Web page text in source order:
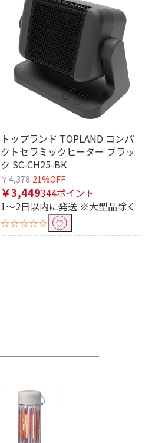
トップランド TOPLAND コンパ
クトセラミックヒーター ブラッ
ク SC-CH25-BK
￥4,378 21%OFF
￥3,449344ポイント
1～2日以内に発送 ※大型品除く
☆☆☆☆☆